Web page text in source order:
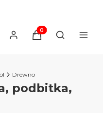
Produkty w
Otwórz
Drewno
podbitka,